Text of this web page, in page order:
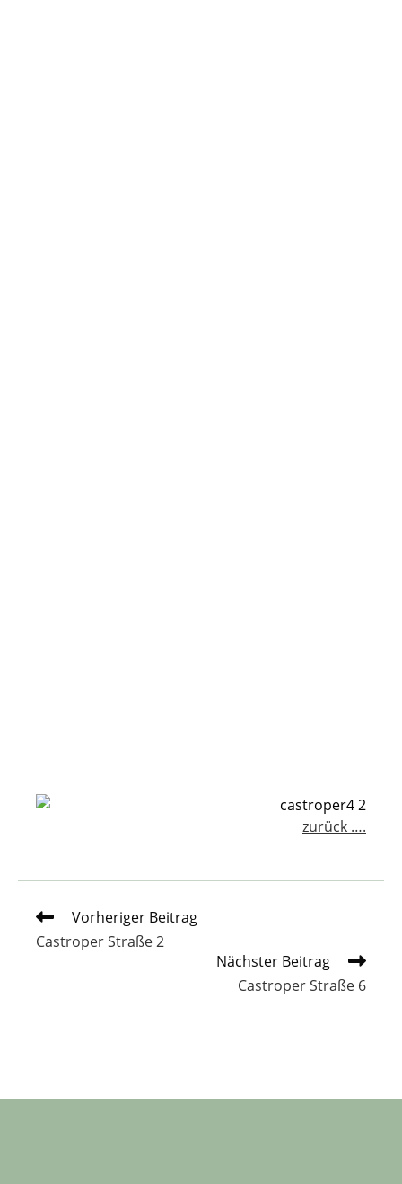
zurück ….
Weitere
Artikel
ansehen
Vorheriger Beitrag
Castroper Straße 2
Nächster Beitrag
Castroper Straße 6